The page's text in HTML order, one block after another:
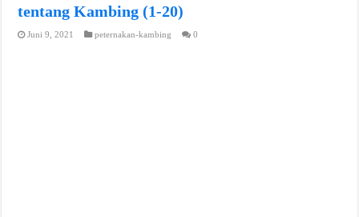
tentang Kambing (1-20)
Juni 9, 2021 peternakan-kambing 0